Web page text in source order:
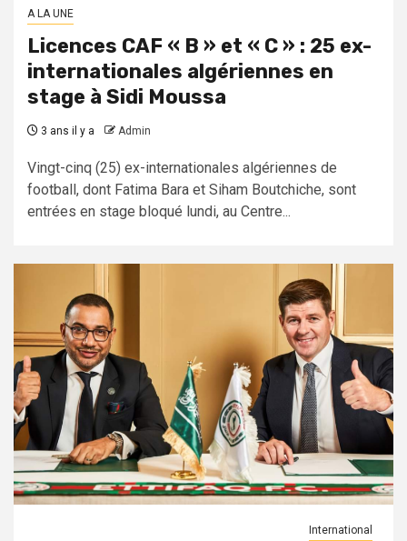
A LA UNE
Licences CAF « B » et « C » : 25 ex-
internationales algériennes en
stage à Sidi Moussa
3 ans il y a Admin
Vingt-cinq (25) ex-internationales algériennes de
football, dont Fatima Bara et Siham Boutchiche, sont
entrées en stage bloqué lundi, au Centre...
International